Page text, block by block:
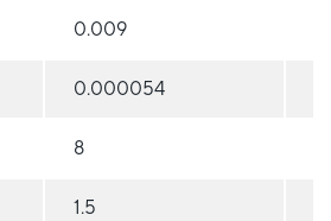
0.009
0.000054
8
1.5